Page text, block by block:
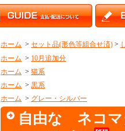
ホーム > セット品(形色等組合せ済) >
ホーム > 10月追加分
ホーム > 猫系
ホーム > 黒系
ホーム > グレー・シルバー
自由な ネコ